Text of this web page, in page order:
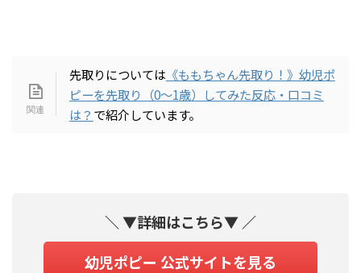
先取りについては 《ももちゃん先取り！》幼児ポ
ピーを先取り（0〜1歳）してみた反応・口コミ
は？ で紹介しています。
＼ ▼詳細はこちら▼ ／
幼児ポピー 公式サイトを見る